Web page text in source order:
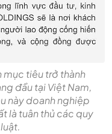
tiêu trở thành
đầu tại Việt Nam,
này doanh nghiệp
là tuân thủ các quy